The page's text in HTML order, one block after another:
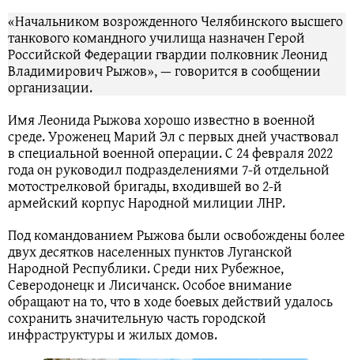
«Начальником возрожденного Челябинского высшего
танкового командного училища назначен Герой
Российской Федерации гвардии полковник Леонид
Владимирович Рыжов», — говорится в сообщении
организации.
Имя Леонида Рыжова хорошо известно в военной
среде. Уроженец Марий Эл с первых дней участвовал
в специальной военной операции. С 24 февраля 2022
года он руководил подразделениями 7-й отдельной
мотострелковой бригады, входившей во 2-й
армейский корпус Народной милиции ЛНР.
Под командованием Рыжова были освобождены более
двух десятков населенных пунктов Луганской
Народной Республики. Среди них Рубежное,
Северодонецк и Лисичанск. Особое внимание
обращают на то, что в ходе боевых действий удалось
сохранить значительную часть городской
инфраструктуры и жилых домов.